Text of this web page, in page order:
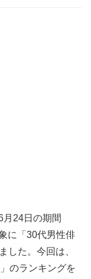
24日の期間
に「30代男性俳
した。今回は、
のランキングを